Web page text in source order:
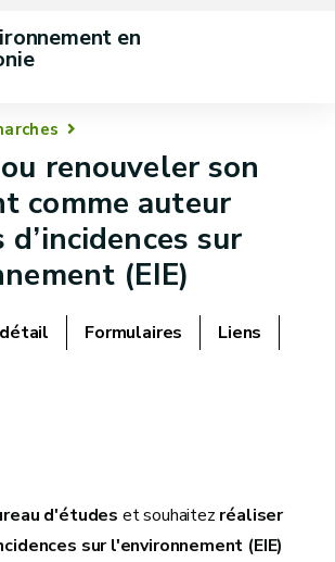
en
renouveler son
comme auteur
sur
(EIE)
détail Formulaires
Liens
d'études et souhaitez réaliser
sur l'environnement (EIE)